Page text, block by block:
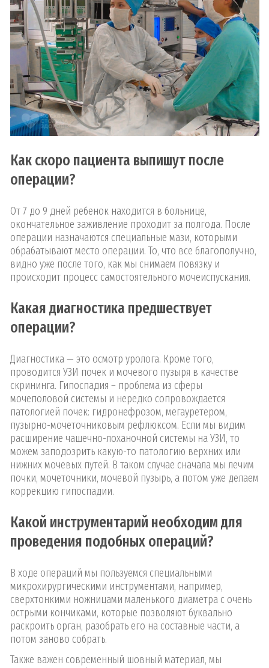
Как скоро пациента выпишут после
операции?
От 7 до 9 дней ребенок находится в больнице,
окончательное заживление проходит за полгода. После
операции назначаются специальные мази, которыми
обрабатывают место операции. То, что все благополучно,
видно уже после того, как мы снимаем повязку и
происходит процесс самостоятельного мочеиспускания.
Какая диагностика предшествует
операции?
Диагностика — это осмотр уролога. Кроме того,
проводится УЗИ почек и мочевого пузыря в качестве
скрининга. Гипоспадия – проблема из сферы
мочеполовой системы и нередко сопровождается
патологией почек: гидронефрозом, мегауретером,
пузырно-мочеточниковым рефлюксом. Если мы видим
расширение чашечно-лоханочной системы на УЗИ, то
можем заподозрить какую-то патологию верхних или
нижних мочевых путей. В таком случае сначала мы лечим
почки, мочеточники, мочевой пузырь, а потом уже делаем
коррекцию гипоспадии.
Какой инструментарий необходим для
проведения подобных операций?
В ходе операций мы пользуемся специальными
микрохирургическими инструментами, например,
сверхтонкими ножницами маленького диаметра с очень
острыми кончиками, которые позволяют буквально
раскроить орган, разобрать его на составные части, а
потом заново собрать.
Также важен современный шовный материал, мы